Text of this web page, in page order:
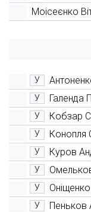
Моісеєнко
У
У Галенда
У Кобзар
У Конопля
У Куров
У
У
У Пеньков